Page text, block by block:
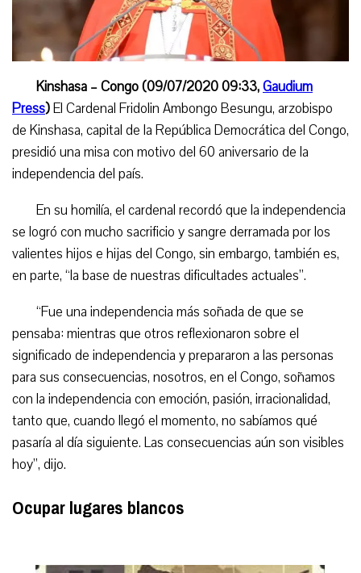
Kinshasa – Congo(09/07/2020 09:33,Gaudium
Press)El Cardenal Fridolin Ambongo Besungu, arzobispo
de Kinshasa, capital de la República Democrática del Congo,
presidió una misa con motivo del 60 aniversario de la
independencia del país.
En su homilía, el cardenal recordó que la independencia
se logró con mucho sacrificio y sangre derramada por los
valientes hijos e hijas del Congo, sin embargo, también es,
en parte, “la base de nuestras dificultades actuales”.
“Fue una independencia más soñada de que se
pensaba: mientras que otros reflexionaron sobre el
significado de independencia y prepararon a las personas
para sus consecuencias, nosotros, en el Congo, soñamos
con la independencia con emoción, pasión, irracionalidad,
tanto que, cuando llegó el momento, no sabíamos qué
pasaría al día siguiente. Las consecuencias aún son visibles
hoy”, dijo.
Ocupar lugares blancos